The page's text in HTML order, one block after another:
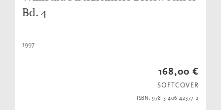
Bd. 4
1997
168,00 €
SOFTCOVER
ISBN: 978-3-406-42377-2